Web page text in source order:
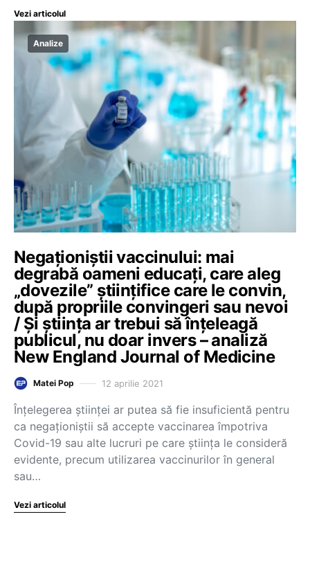
Vezi articolul
Analize
Negaționiștii vaccinului: mai
degrabă oameni educați, care aleg
„dovezile” științifice care le convin,
după propriile convingeri sau nevoi
/ Și știința ar trebui să înțeleagă
publicul, nu doar invers – analiză
New England Journal of Medicine
Matei Pop 12 aprilie 2021
Înțelegerea științei ar putea să fie insuficientă pentru
ca negaționiștii să accepte vaccinarea împotriva
Covid-19 sau alte lucruri pe care știința le consideră
evidente, precum utilizarea vaccinurilor în general
sau…
Vezi articolul